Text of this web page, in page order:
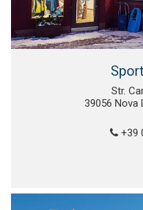
Str.
39056 Nova
+39